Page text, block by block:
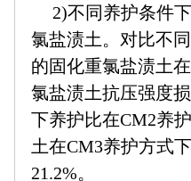
2)不同养护条件
氯盐渍土。对比不
的固化重氯盐渍土
氯盐渍土抗压强度
下养护比在CM2养
土在CM3养护方式
21.2%。